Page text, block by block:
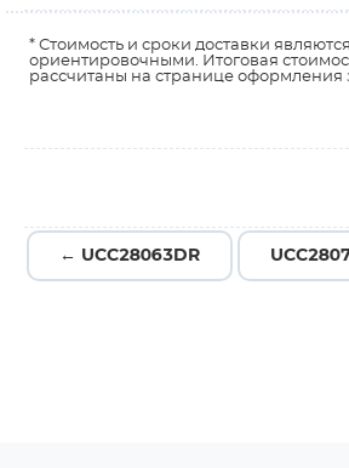
* Стоимость и сроки доставки являются
ориентировочными. Итоговая
рассчитаны на странице оформления
← UCC28063DR